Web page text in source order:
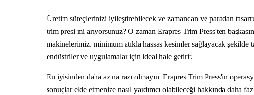
Üretim süreçlerinizi iyileştirebilecek ve zamandan ve paradan
trim presi mi arıyorsunuz? O zaman Erapres Trim Press'ten
makinelerimiz, minimum atıkla hassas kesimler sağlayacak şekilde
endüstriler ve uygulamalar için ideal hale getirir.
En iyisinden daha azına razı olmayın. Erapres Trim Press'in
sonuçlar elde etmenize nasıl yardımcı olabileceği hakkında daha